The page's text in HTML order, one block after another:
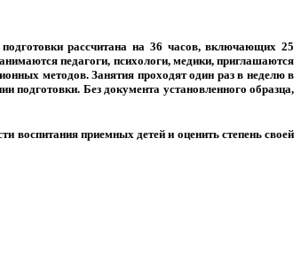
рассчитана на 36 часов, включающих 25
педагоги, психологи, медики, приглашаются
методов. Занятия проходят один раз в неделю в
подготовки. Без документа установленного образца,
воспитания приемных детей и оценить степень своей